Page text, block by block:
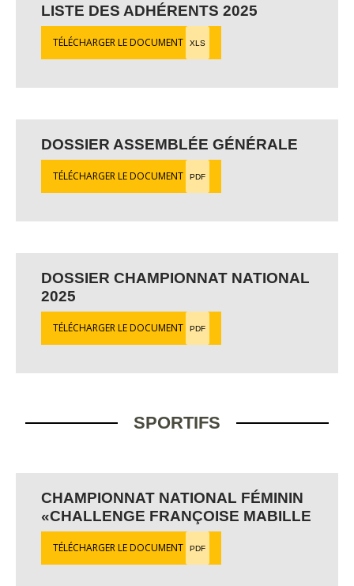
LISTE DES ADHÉRENTS 2025
TÉLÉCHARGER LE DOCUMENT XLS
DOSSIER ASSEMBLÉE GÉNÉRALE
TÉLÉCHARGER LE DOCUMENT PDF
DOSSIER CHAMPIONNAT NATIONAL
2025
TÉLÉCHARGER LE DOCUMENT PDF
SPORTIFS
CHAMPIONNAT NATIONAL FÉMININ
«CHALLENGE FRANÇOISE MABILLE
TÉLÉCHARGER LE DOCUMENT PDF